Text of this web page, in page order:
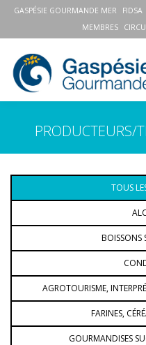
GASPÉSIE GOURMANDE MER FIDSA
MEMBRES
PRODUCTEURS/
TOUS
BOISSONS
AGROTOURISME,
FARINES,
GOURMANDISES